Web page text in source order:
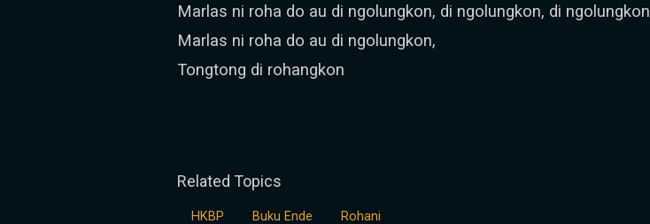
Marlas ni roha do au di ngolungkon, di ngolungkon, di ngolungkon
Marlas ni roha do au di ngolungkon,
Tongtong di rohangkon
Related Topics
HKBP Buku Ende Rohani